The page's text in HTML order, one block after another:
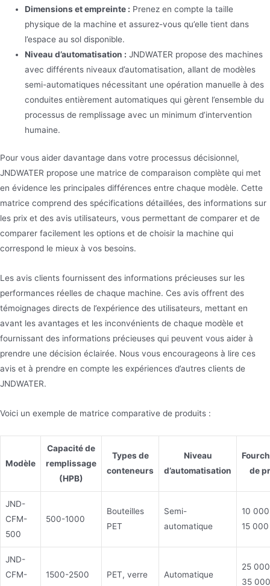
Dimensions et empreinte : Prenez en compte la taille
physique de la machine et assurez-vous qu’elle tient dans
l’espace au sol disponible.
Niveau d’automatisation : JNDWATER propose des machines
avec différents niveaux d’automatisation, allant de modèles
semi-automatiques nécessitant une opération manuelle à des
conduites entièrement automatiques qui gèrent l’ensemble du
processus de remplissage avec un minimum d’intervention
humaine.
Pour vous aider davantage dans votre processus décisionnel,
JNDWATER propose une matrice de comparaison complète qui met
en évidence les principales différences entre chaque modèle. Cette
matrice comprend des spécifications détaillées, des informations sur
les prix et des avis utilisateurs, vous permettant de comparer et de
comparer facilement les options et de choisir la machine qui
correspond le mieux à vos besoins.
Les avis clients fournissent des informations précieuses sur les
performances réelles de chaque machine. Ces avis offrent des
témoignages directs de l’expérience des utilisateurs, mettant en
avant les avantages et les inconvénients de chaque modèle et
fournissant des informations précieuses qui peuvent vous aider à
prendre une décision éclairée. Nous vous encourageons à lire ces
avis et à prendre en compte les expériences d’autres clients de
JNDWATER.
Voici un exemple de matrice comparative de produits :
Modèle
Capacité de
remplissage
(HPB)
Types de
conteneurs
Niveau
d’automatisation
de
JND-
CFM-
500
500-1000
Bouteilles
PET
Semi-
automatique
10
15
JND-
CFM-
1500-2500 PET, verre Automatique
25
35